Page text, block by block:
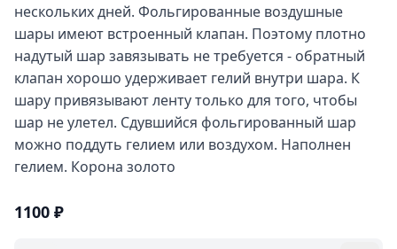
нескольких дней. Фольгированные воздушные
шары имеют встроенный клапан. Поэтому плотно
надутый шар завязывать не требуется - обратный
клапан хорошо удерживает гелий внутри шара. К
шару привязывают ленту только для того, чтобы
шар не улетел. Сдувшийся фольгированный шар
можно поддуть гелием или воздухом. Наполнен
гелием. Корона золото
1100 ₽